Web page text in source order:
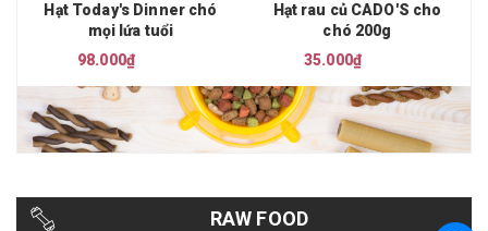
Hạt Today's Dinner chó
mọi lứa tuổi
98.000₫
Hạt rau củ CADO'S cho
chó 200g
35.000₫
RAW FOOD